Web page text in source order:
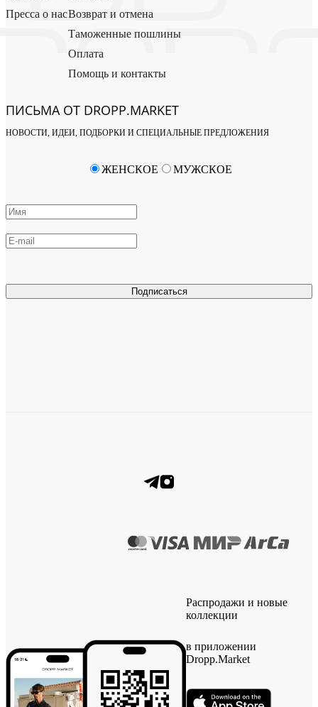
Пресса о насВозврат и отмена
Таможенные пошлины
Оплата
Помощь и контакты
ПИСЬМА ОТ DROPP.MARKET
НОВОСТИ, ИДЕИ, ПОДБОРКИ И СПЕЦИАЛЬНЫЕ ПРЕДЛОЖЕНИЯ
Подписаться
ЖЕНСКОЕ МУЖСКОЕ
Распродажи и новые
коллекции
в приложении
Dropp.Market